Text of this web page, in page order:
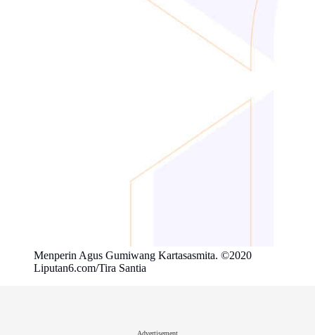
Menperin Agus Gumiwang Kartasasmita. ©2020
Liputan6.com/Tira Santia
Advertisement